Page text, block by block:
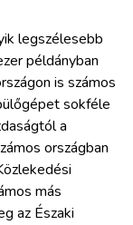
legszélesebb
példányban
is számos
sokféle
a
országban
más
az Északi